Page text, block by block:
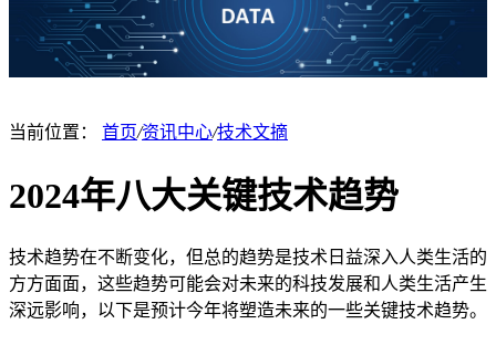
当前位置： 首页/资讯中心/技术文摘
2024年八大关键技术趋势
技术趋势在不断变化，但总的趋势是技术日益深入人类生活的
方方面面，这些趋势可能会对未来的科技发展和人类生活产生
深远影响，以下是预计今年将塑造未来的一些关键技术趋势。